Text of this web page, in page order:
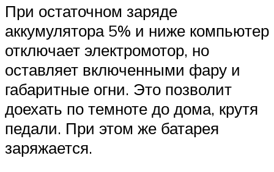
При остаточном заряде
аккумулятора 5% и ниже компьютер
отключает электромотор, но
оставляет включенными фару и
габаритные огни. Это позволит
доехать по темноте до дома, крутя
педали. При этом же батарея
заряжается.